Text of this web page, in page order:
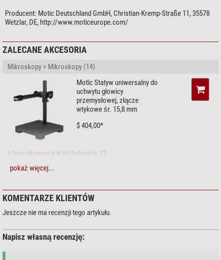
Specyfika
Stół centrujący
-
Uchwyt filtru
szaro/czarny
Seria
SFC-11
Dziedzina
Medycyna
Numer produktu dostawcy
Producent: Motic Deutschland GmbH, Christian-Kremp-Straße 11, 35578
Wetzlar, DE, http://www.moticeurope.com/
ZALECANE AKCESORIA
Mikroskopy > Mikroskopy (14)
Motic Statyw uniwersalny do
uchwytu głowicy
przemysłowej, złącze
wtykowe śr. 15,8 mm
$ 404,00*
+ Inne akcesoria w tej kategorii: 13
Mikroskopy > Akcesoria do mikroskopowania (35)
mikroskopowe Deluxe 10x
$ 44,90*
pokaż więcej...
KOMENTARZE KLIENTÓW
Jeszcze nie ma recenzji tego artykułu.
Napisz własną recenzję: